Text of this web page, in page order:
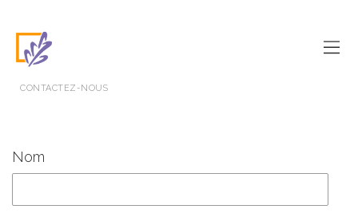
CONTACTEZ-NOUS
Nom